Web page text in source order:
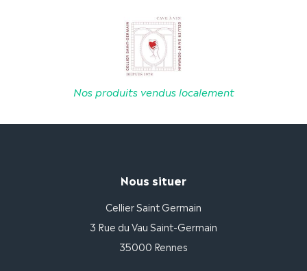
Nos produits vendus localement
Nous situer
Cellier Saint Germain
3 Rue du Vau Saint-Germain
35000 Rennes